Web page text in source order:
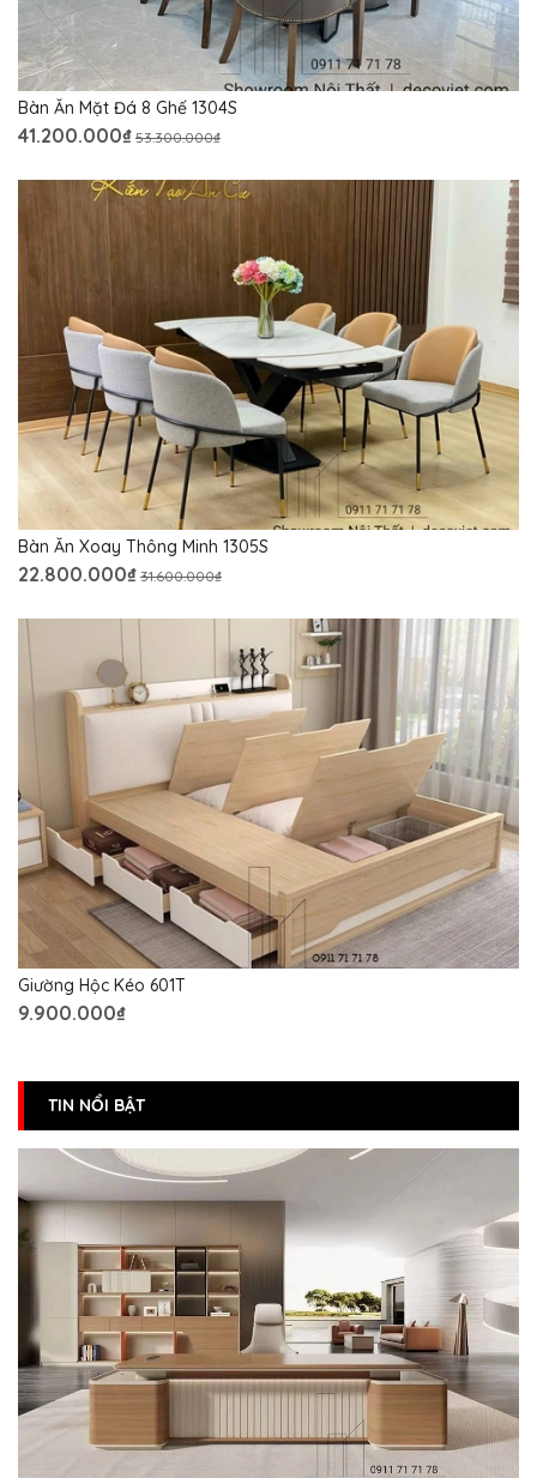
Bàn Ăn Mặt Đá 8 Ghế 1304S
41.200.000₫ 53.300.000₫
Bàn Ăn Xoay Thông Minh 1305S
22.800.000₫ 31.600.000₫
Giường Hộc Kéo 601T
9.900.000₫
TIN NỔI BẬT